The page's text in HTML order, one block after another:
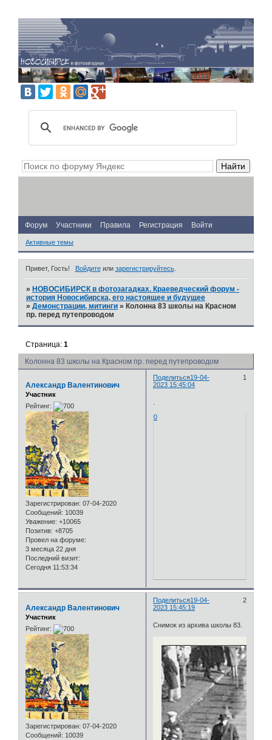
Форум Участники Правила Регистрация Войти
Активные темы
Привет, Гость! Войдитеили зарегистрируйтесь.
» НОВОСИБИРСК в фотозагадках. Краеведческий форум -
история Новосибирска, его настоящее и будущее
»Демонстрации, митинги » Колонна 83 школы на Красном
пр. перед путепроводом
Колонна 83 школы на Красном пр. перед путепроводом
Страница:1
Поделиться 1
19-04-
2023 15:45:04
Александр Валентинович
Участник
Рейтинг:
Зарегистрирован: 07-04-2020
Сообщений: 10039
Уважение: +10065
Позитив: +8705
Провел на форуме:
3 месяца 22 дня
Последний визит:
Сегодня 11:53:34
0
Поделиться 2
19-04-
2023 15:45:19
Александр Валентинович
Участник
Рейтинг:
Зарегистрирован: 07-04-2020
Сообщений: 10039
Снимок из архива школы 83.